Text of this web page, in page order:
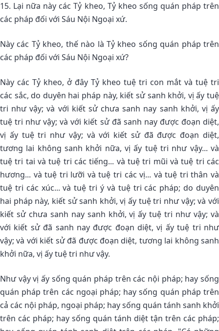
15. Lại nữa này các Tỷ kheo, Tỷ kheo sống quán pháp trên
các pháp đối với Sáu Nội Ngoại xứ.
Này các Tỷ kheo, thế nào là Tỷ kheo sống quán pháp trên
các pháp đối với Sáu Nội Ngoại xứ?
Này các Tỷ kheo, ở đây Tỷ kheo tuệ tri con mắt và tuệ tri
các sắc, do duyên hai pháp này, kiết sử sanh khởi, vị ấy tuệ
tri như vậy; và với kiết sử chưa sanh nay sanh khởi, vị ấy
tuệ tri như vậy; và với kiết sử đã sanh nay được đoạn diệt,
vị ấy tuệ tri như vậy; và với kiết sử đã được đoạn diệt,
tương lai không sanh khởi nữa, vị ấy tuệ tri như vậy... và
tuệ tri tai và tuệ tri các tiếng... và tuệ tri mũi và tuệ tri các
hương... và tuệ tri lưỡi và tuệ tri các vị... và tuệ tri thân và
tuệ tri các xúc... và tuệ tri ý và tuệ tri các pháp; do duyên
hai pháp này, kiết sử sanh khởi, vị ấy tuệ tri như vậy; và với
kiết sử chưa sanh nay sanh khởi, vị ấy tuệ tri như vậy; và
với kiết sử đã sanh nay được đoạn diệt, vị ấy tuệ tri như
vậy; và với kiết sử đã được đoạn diệt, tương lai không sanh
khởi nữa, vị ấy tuệ tri như vậy.
Như vậy vị ấy sống quán pháp trên các nội pháp; hay sống
quán pháp trên các ngoại pháp; hay sống quán pháp trên
cả các nội pháp, ngoại pháp; hay sống quán tánh sanh khởi
trên các pháp; hay sống quán tánh diệt tận trên các pháp;